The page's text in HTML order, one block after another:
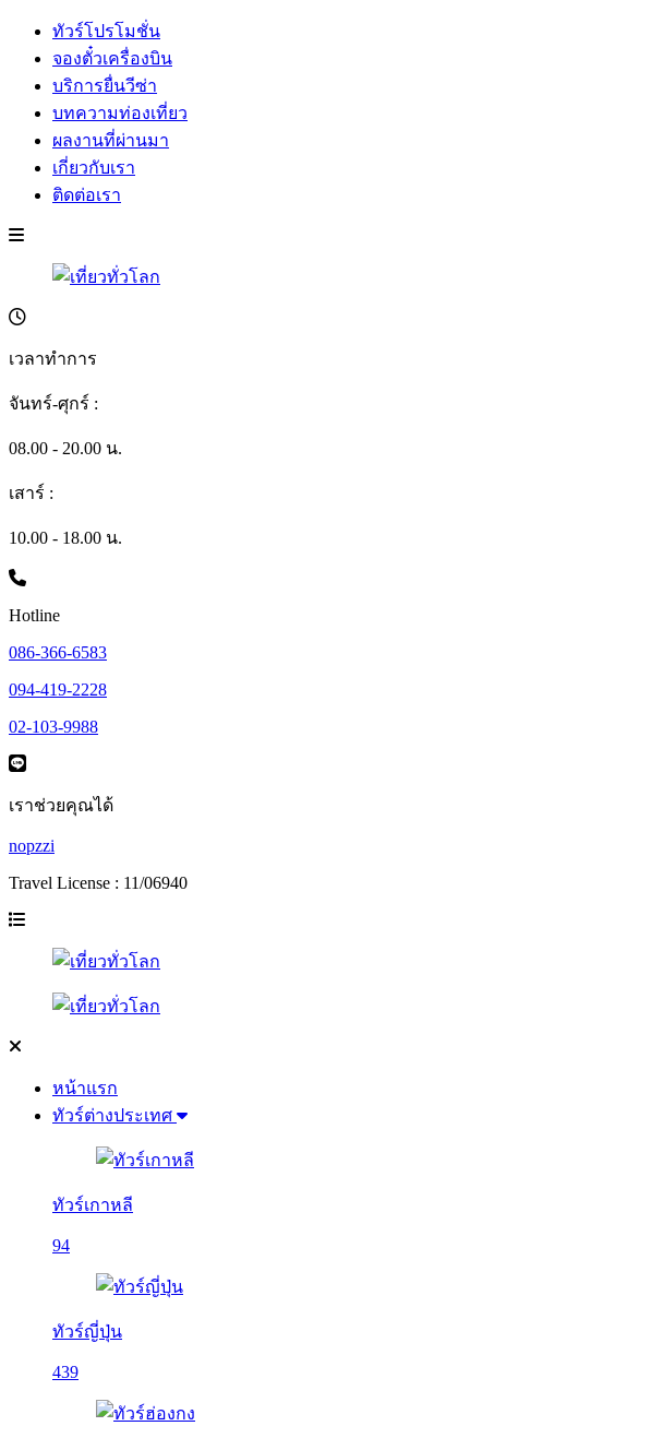
ทัวร์โปรโมชั่น
จองตั๋วเครื่องบิน
บริการยื่นวีซ่า
บทความท่องเที่ยว
ผลงานที่ผ่านมา
เกี่ยวกับเรา
ติดต่อเรา
เวลาทำการ
จันทร์-ศุกร์ :
08.00 - 20.00 น.
เสาร์ :
10.00 - 18.00 น.
Hotline
086-366-6583
094-419-2228
02-103-9988
เราช่วยคุณได้
nopzzi
Travel License : 11/06940
หน้าแรก
ทัวร์ต่างประเทศ
ทัวร์เกาหลี
94
ทัวร์ญี่ปุ่น
439